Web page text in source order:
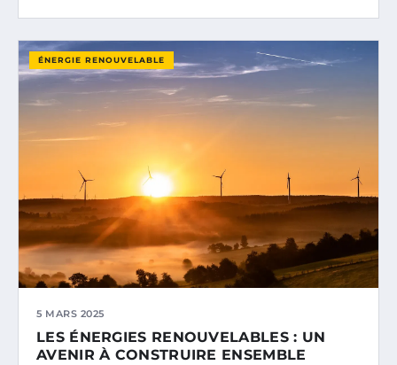
ÉNERGIE RENOUVELABLE
5 MARS 2025
LES ÉNERGIES RENOUVELABLES : UN
AVENIR À CONSTRUIRE ENSEMBLE